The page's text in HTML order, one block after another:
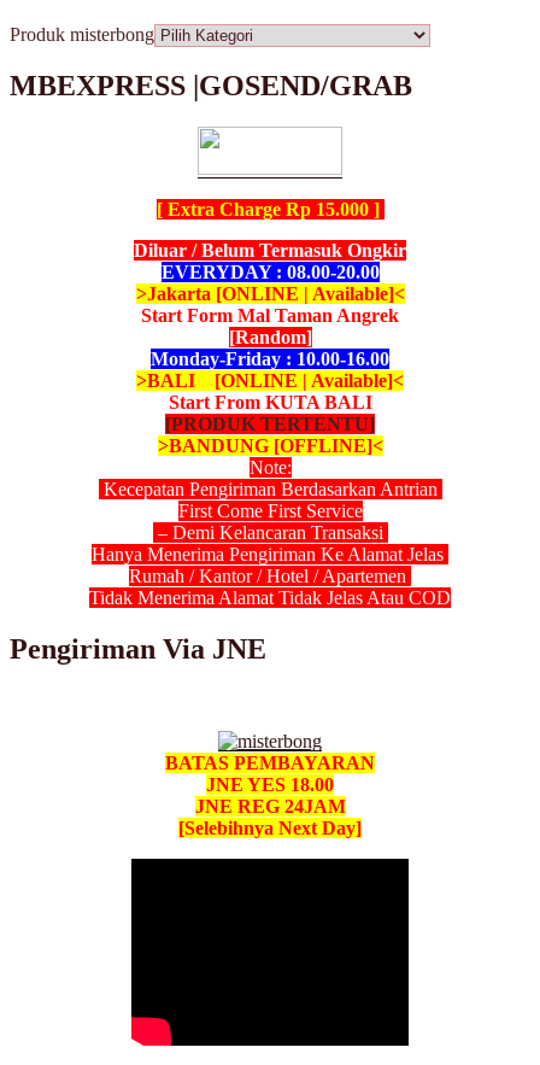
Produk misterbong
MBEXPRESS |GOSEND/GRAB
[ Extra Charge Rp 15.000 ]
Diluar / Belum Termasuk Ongkir
EVERYDAY : 08.00-20.00
>Jakarta [ONLINE | Available]<
Start Form Mal Taman Angrek
[Random]
Monday-Friday : 10.00-16.00
>BALI [ONLINE | Available]<
Start From KUTA BALI
[PRODUK TERTENTU]
>BANDUNG [OFFLINE]<
Note:
Kecepatan Pengiriman Berdasarkan Antrian
First Come First Service
– Demi Kelancaran Transaksi
Hanya Menerima Pengiriman Ke Alamat Jelas
Rumah / Kantor / Hotel / Apartemen
Tidak Menerima Alamat Tidak Jelas Atau COD
Pengiriman Via JNE
BATAS PEMBAYARAN
JNE YES 18.00
JNE REG 24JAM
[Selebihnya Next Day]